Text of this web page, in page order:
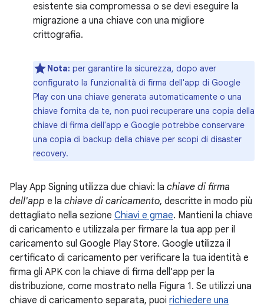
esistente sia compromessa o se devi eseguire la
migrazione a una chiave con una migliore
crittografia.
Nota: per garantire la sicurezza, dopo aver
configurato la funzionalità di firma dell'app di Google
Play con una chiave generata automaticamente o una
chiave fornita da te, non puoi recuperare una copia della
chiave di firma dell'app e Google potrebbe conservare
una copia di backup della chiave per scopi di disaster
recovery.
Play App Signing utilizza due chiavi: la chiave di firma
dell'app e la chiave di caricamento, descritte in modo più
dettagliato nella sezione Chiavi e gmae. Mantieni la chiave
di caricamento e utilizzala per firmare la tua app per il
caricamento sul Google Play Store. Google utilizza il
certificato di caricamento per verificare la tua identità e
firma gli APK con la chiave di firma dell'app per la
distribuzione, come mostrato nella Figura 1. Se utilizzi una
chiave di caricamento separata, puoi richiedere una